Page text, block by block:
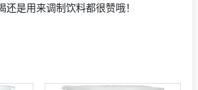
是用来调制饮料都很赞哦！